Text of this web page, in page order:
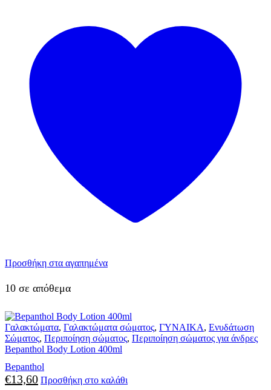
Προσθήκη στα αγαπημένα
10 σε απόθεμα
Γαλακτώματα, Γαλακτώματα σώματος, ΓΥΝΑΙΚΑ, Ενυδάτωση
Σώματος, Περιποίηση σώματος, Περιποίηση σώματος για άνδρες
Bepanthol Body Lotion 400ml
Bepanthol
€13,60 Προσθήκη στο καλάθι